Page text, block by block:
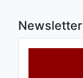
Newsletter